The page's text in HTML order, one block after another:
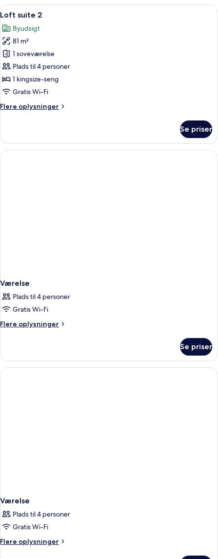
Indlæs
alle
billeder
af
Loft
suite
2
Et hotelværelse med en stor seng,
15
Loft suite 2
Byudsigt
81 m²
1 soveværelse
Plads til 4 personer
1 kingsize-seng
Gratis Wi-Fi
Flere oplysninger
Flere
suite
Se priser
Værelse
Plads til 4 personer
Gratis Wi-Fi
Flere oplysninger
Flere
Se priser
Værelse
Plads til 4 personer
Gratis Wi-Fi
Flere oplysninger
Flere